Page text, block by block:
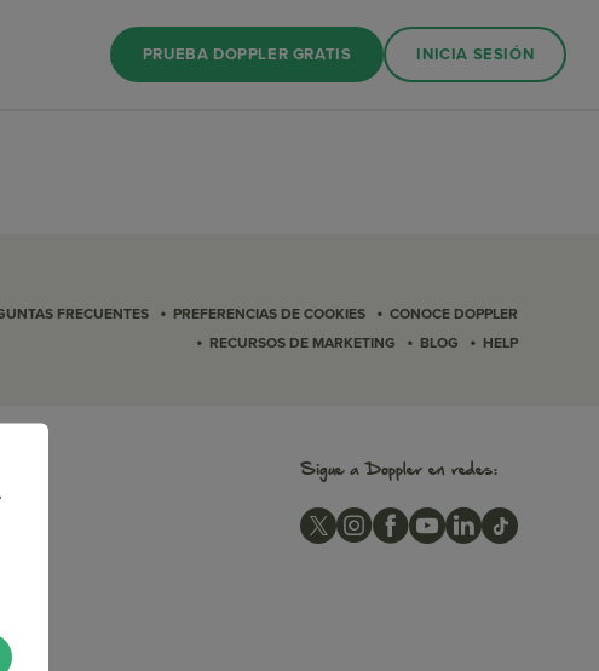
PRUEBA DOPPLER GRATIS INICIA SESIÓN
FRECUENTES • PREFERENCIAS DE COOKIES • CONOCE DOPPLER
• RECURSOS DE MARKETING • BLOG • HELP
Sigue a Doppler en redes: